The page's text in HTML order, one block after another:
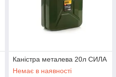
Каністра металева 20л СИЛА
Немає в наявності